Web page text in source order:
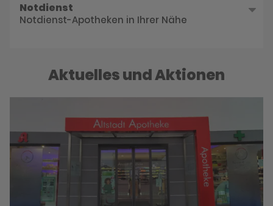
Notdienst
Notdienst-Apotheken in Ihrer Nähe
Aktuelles und Aktionen